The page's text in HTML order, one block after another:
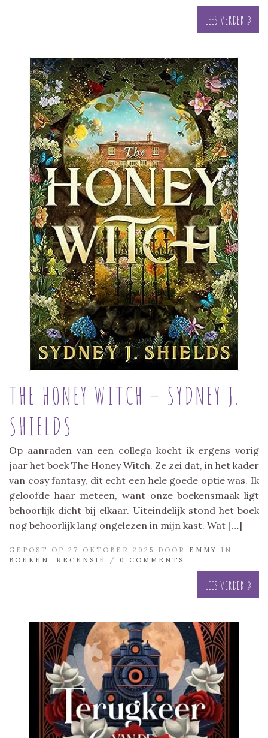
Lees verder »
THE HONEY WITCH – SYDNEY J.
SHIELDS
Op aanraden van een collega kocht ik ergens vorig
jaar het boek The Honey Witch. Ze zei dat, in het kader
van cosy fantasy, dit echt een hele goede optie was. Ik
geloofde haar meteen, want onze boekensmaak ligt
behoorlijk dicht bij elkaar. Uiteindelijk stond het boek
nog behoorlijk lang ongelezen in mijn kast. Wat […]
GEPOST OP 27 OKTOBER 2025 DOOR EMMY
IN
BOEKEN , RECENSIE / 0 COMMENTS
Lees verder »